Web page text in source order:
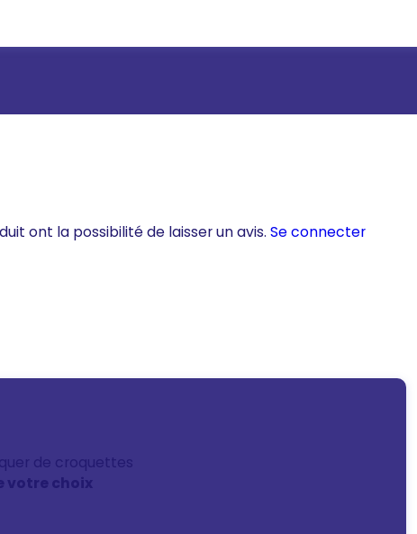
ont la possibilité de laisser un avis. Se connecter
de croquettes
votre choix